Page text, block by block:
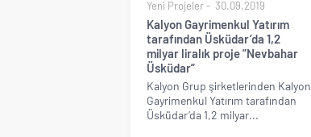
Yeni Projeler 30.09.2019
Kalyon Gayrimenkul Yatırım
tarafından Üsküdar’da 1,2
milyar liralık proje ”Nevbahar
Üsküdar”
Kalyon Grup şirketlerinden Kalyon
Gayrimenkul Yatırım tarafından
Üsküdar’da 1,2 milyar...